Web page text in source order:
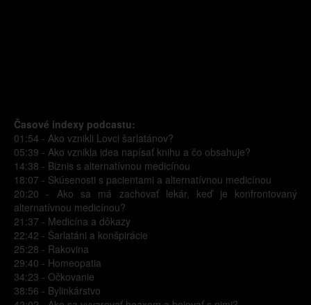
Časové indexy podcastu:
01:54 - Ako vznikli Lovci šarlatánov?
05:39 - Ako vznikla idea napísať knihu a čo obsahuje?
14:38 - Biznis s alternatívnou medicínou
18:07 - Skúsenosti s pacientami a alternatívnou medicínou
20:20 - Ako sa má zachovať lekár, keď je konfrontovaný
alternatívnou medicínou?
21:37 - Medicína a dôkazy
22:42 - Šarlatáni a konšpirácie
25:28 - Rakovina
29:40 - Homeopatia
34:23 - Očkovanie
38:56 - Bylinkárstvo